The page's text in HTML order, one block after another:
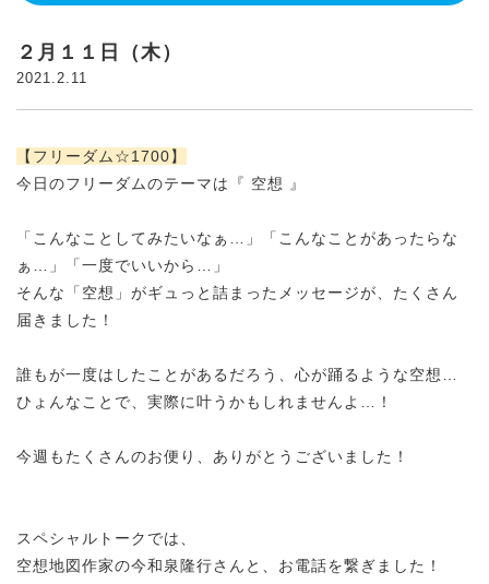
２月１１日（木）
2021.2.11
【フリーダム☆1700】
今日のフリーダムのテーマは『 空想 』
「こんなことしてみたいなぁ…」「こんなことがあったらな
ぁ…」「一度でいいから…」
そんな「空想」がギュっと詰まったメッセージが、たくさん
届きました！
誰もが一度はしたことがあるだろう、心が踊るような空想…
ひょんなことで、実際に叶うかもしれませんよ…！
今週もたくさんのお便り、ありがとうございました！
スペシャルトークでは、
空想地図作家の今和泉隆行さんと、お電話を繋ぎました！